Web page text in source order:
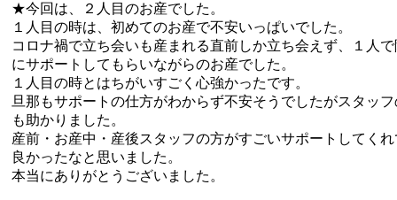
★今回は、２人目のお産でした。
１人目の時は、初めてのお産で不安いっぱいでした。
コロナ禍で立ち会いも産まれる直前しか立ち会えず、１人
にサポートしてもらいながらのお産でした。
１人目の時とはちがいすごく心強かったです。
旦那もサポートの仕方がわからず不安そうでしたがスタッ
も助かりました。
産前・お産中・産後スタッフの方がすごいサポートしてく
良かったなと思いました。
本当にありがとうございました。